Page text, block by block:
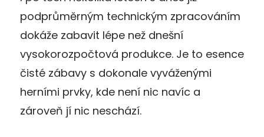
podprůměrným technickým zpracováním
dokáže zabavit lépe než dnešní
vysokorozpočtová produkce. Je to esence
čisté zábavy s dokonale vyváženými
herními prvky, kde není nic navíc a
zároveň jí nic neschází.